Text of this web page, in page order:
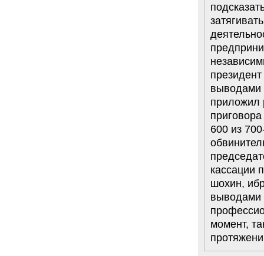
выводами
приложил
600 из
кассации
шохин,
выводами
момент,